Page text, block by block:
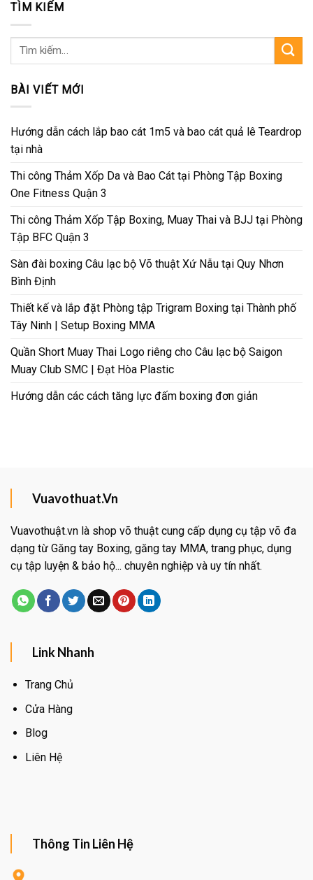
TÌM KIẾM
Tìm
BÀI VIẾT MỚI
Hướng dẫn cách lắp bao cát 1m5 và bao cát quả lê Teardrop
tại nhà
Thi công Thảm Xốp Da và Bao Cát tại Phòng Tập Boxing
One Fitness Quận 3
Thi công Thảm Xốp Tập Boxing, Muay Thai và BJJ tại Phòng
Tập BFC Quận 3
Sàn đài boxing Câu lạc bộ Võ thuật Xứ Nẫu tại Quy Nhơn
Bình Định
Thiết kế và lắp đặt Phòng tập Trigram Boxing tại Thành phố
Tây Ninh | Setup Boxing MMA
Quần Short Muay Thai Logo riêng cho Câu lạc bộ Saigon
Muay Club SMC | Đạt Hòa Plastic
Hướng dẫn các cách tăng lực đấm boxing đơn giản
Vuavothuat.Vn
Vuavothuật.vn là shop võ thuật cung cấp dụng cụ tập võ đa
dạng từ Găng tay Boxing, găng tay MMA, trang phục, dụng
cụ tập luyện & bảo hộ... chuyên nghiệp và uy tín nhất.
Link Nhanh
Trang Chủ
Cửa Hàng
Blog
Liên Hệ
Thông Tin Liên Hệ